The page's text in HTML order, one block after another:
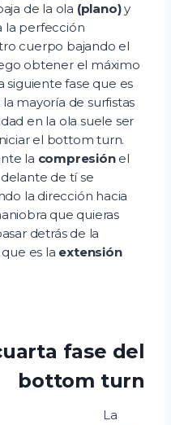
de la ola (plano)y
la perfección
cuerpo bajando el
obtener el máximo
siguiente fase que es
mayoría de surfistas
en la ola suele ser
el bottom turn.
la compresiónel
de tí se
la dirección hacia
que quieras
detrás de la
es la extensión
fase del
bottom turn
La